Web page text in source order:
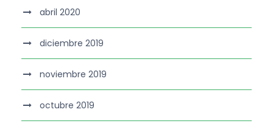
abril 2020
diciembre 2019
noviembre 2019
octubre 2019